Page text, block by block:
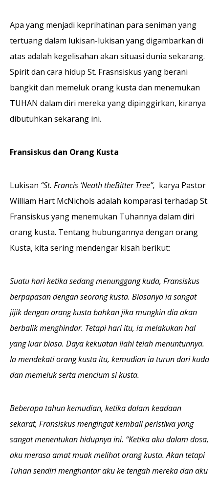
Apa yang menjadi keprihatinan para seniman yang
tertuang dalam lukisan-lukisan yang digambarkan di
atas adalah kegelisahan akan situasi dunia sekarang.
Spirit dan cara hidup St. Frasnsiskus yang berani
bangkit dan memeluk orang kusta dan menemukan
TUHAN dalam diri mereka yang dipinggirkan, kiranya
dibutuhkan sekarang ini.
Fransiskus dan Orang Kusta
Lukisan “St. Francis ‘Neath theBitter Tree”, karya Pastor
William Hart McNichols adalah komparasi terhadap St.
Fransiskus yang menemukan Tuhannya dalam diri
orang kusta. Tentang hubungannya dengan orang
Kusta, kita sering mendengar kisah berikut:
Suatu hari ketika sedang menunggang kuda, Fransiskus
berpapasan dengan seorang kusta. Biasanya ia sangat
jijik dengan orang kusta bahkan jika mungkin dia akan
berbalik menghindar. Tetapi hari itu, ia melakukan hal
yang luar biasa. Daya kekuatan Ilahi telah menuntunnya.
Ia mendekati orang kusta itu, kemudian ia turun dari kuda
dan memeluk serta mencium si kusta.
Beberapa tahun kemudian, ketika dalam keadaan
sekarat, Fransiskus mengingat kembali peristiwa yang
sangat menentukan hidupnya ini. “Ketika aku dalam dosa,
aku merasa amat muak melihat orang kusta. Akan tetapi
Tuhan sendiri menghantar aku ke tengah mereka dan aku